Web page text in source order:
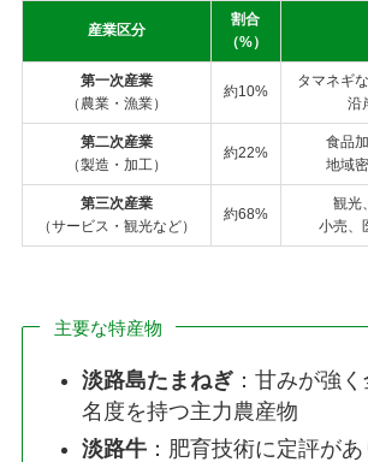
産業区分
割合
（%）
第一次産業
（農業・漁業）
約10%
タマネギ
沿
第二次産業
（製造・加工）
約22%
食品
地域
第三次産業
（サービス・観光など）
約68%
観光
小売、
主要な特産物
淡路島たまねぎ ：甘みが強
名度を持つ主力農産物
淡路牛 ：肥育技術に定評が